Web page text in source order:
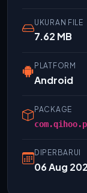
UKURAN FILE
7.62 MB
PLATFORM
Android
PACKAGE
DIPERBARUI
06 Aug